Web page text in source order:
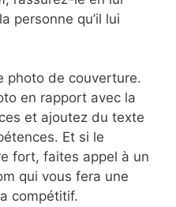
personne qu’il lui
photo de couverture.
en rapport avec la
et ajoutez du texte
Et si le
fort, faites appel à un
qui vous fera une
compétitif.